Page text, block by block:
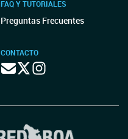
FAQ Y TUTORIALES
Preguntas Frecuentes
CONTACTO